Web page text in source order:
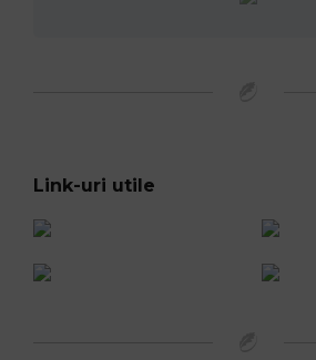
Link-uri utile